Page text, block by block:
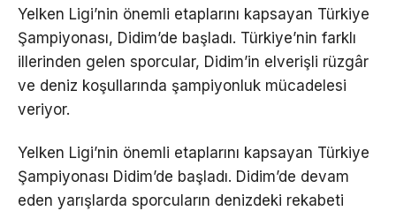
Yelken Ligi’nin önemli etaplarını kapsayan Türkiye
Şampiyonası, Didim’de başladı. Türkiye’nin farklı
illerinden gelen sporcular, Didim’in elverişli rüzgâr
ve deniz koşullarında şampiyonluk mücadelesi
veriyor.
Yelken Ligi’nin önemli etaplarını kapsayan Türkiye
Şampiyonası Didim’de başladı. Didim’de devam
eden yarışlarda sporcuların denizdeki rekabeti